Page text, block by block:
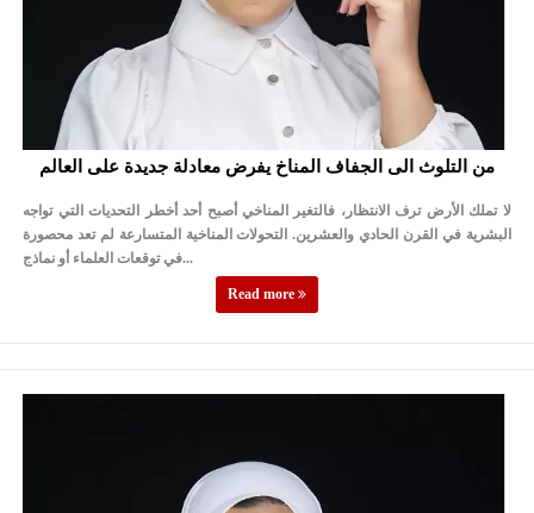
من التلوث الى الجفاف المناخ يفرض معادلة جديدة على العالم
لا تملك الأرض ترف الانتظار، فالتغير المناخي أصبح أحد أخطر التحديات التي تواجه
البشرية في القرن الحادي والعشرين. التحولات المناخية المتسارعة لم تعد محصورة
في توقعات العلماء أو نماذج...
Read more